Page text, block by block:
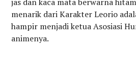
menarik dari Karakter Leorio
hampir menjadi ketua Asosiasi
animenya.